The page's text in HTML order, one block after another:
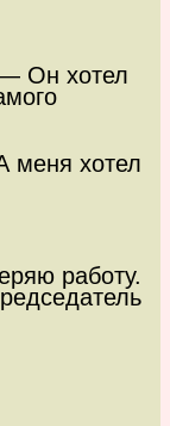
Он хотел
меня хотел
работу.